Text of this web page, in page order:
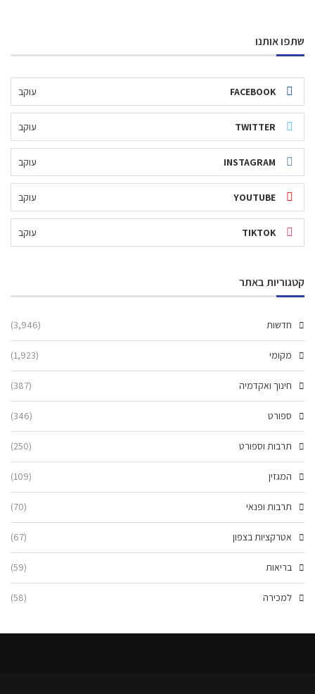
שתפו אותנו
FACEBOOK עוקב
TWITTER עוקב
INSTAGRAM עוקב
YOUTUBE עוקב
TIKTOK עוקב
קטגוריות באתר
חדשות (3,946)
מקומי (1,923)
חינוך ואקדמיה (387)
ספורט (346)
תרבות וספורט (250)
המגזין (109)
תרבות ופנאי (70)
אטרקציות בצפון (67)
בריאות (59)
למכירה (58)